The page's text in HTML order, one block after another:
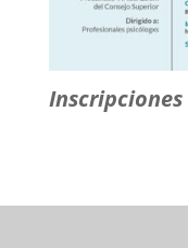
Inscripciones